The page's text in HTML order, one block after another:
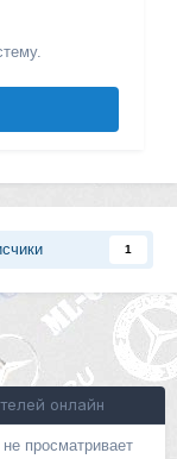
1
онлайн
не просматривает